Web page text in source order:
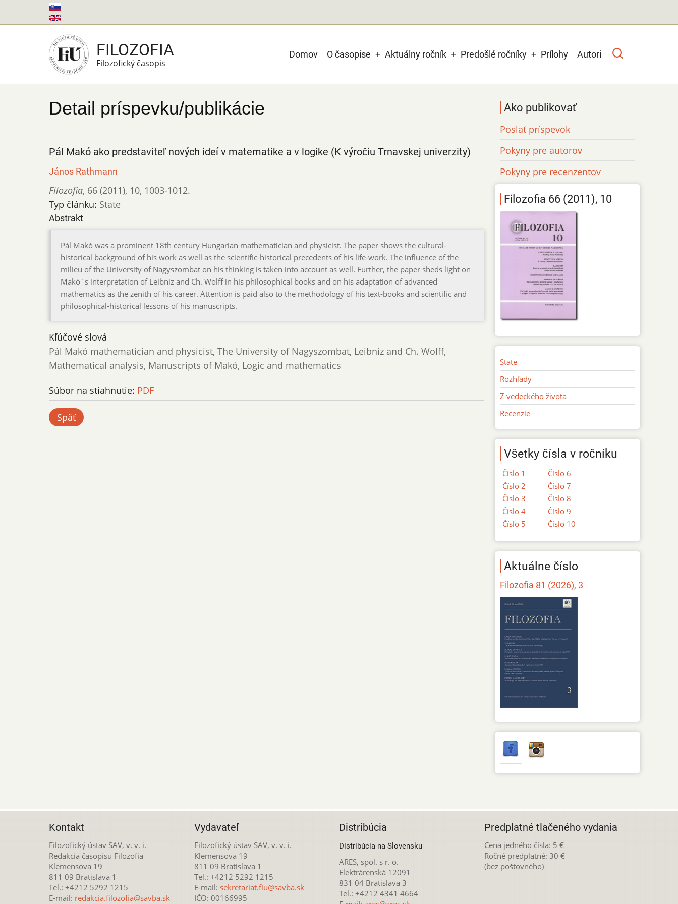
na
FILOZOFIA
Filozofický časopis
Main
Domov O časopise Aktuálny ročník Predošlé ročníky Prílohy Autori
Detail príspevku/publikácie
Pál Makó ako predstaviteľ nových ideí v matematike a v logike (K výročiu Trnavskej univerzity)
János Rathmann
Filozofia, 66 (2011), 10, 1003-1012.
Typ článku: State
Abstrakt
Pál Makó was a prominent 18th century Hungarian mathematician and physicist. The paper shows the cultural-
historical background of his work as well as the scientific-historical precedents of his life-work. The influence of the
milieu of the University of Nagyszombat on his thinking is taken into account as well. Further, the paper sheds light on
Makó´s interpretation of Leibniz and Ch. Wolff in his philosophical books and on his adaptation of advanced
mathematics as the zenith of his career. Attention is paid also to the methodology of his text-books and scientific and
philosophical-historical lessons of his manuscripts.
Kľúčové slová
Pál Makó mathematician and physicist, The University of Nagyszombat, Leibniz and Ch. Wolff,
Mathematical analysis, Manuscripts of Makó, Logic and mathematics
Súbor na stiahnutie: PDF
Späť
Ako publikovať
Poslať príspevok
Pokyny pre autorov
Pokyny pre recenzentov
Filozofia 66 (2011), 10
State
Rozhľady
Z vedeckého života
Recenzie
Všetky čísla v ročníku
Číslo 1
Číslo 2
Číslo 3
Číslo 4
Číslo 5
Číslo 6
Číslo 7
Číslo 8
Číslo 9
Číslo 10
Aktuálne číslo
Filozofia 81 (2026), 3
Kontakt
Filozofický ústav SAV, v. v. i.
Redakcia časopisu Filozofia
Klemensova 19
811 09 Bratislava 1
Tel.: +4212 5292 1215
E-mail: redakcia.filozofia@savba.sk
Vydavateľ
Filozofický ústav SAV, v. v. i.
Klemensova 19
811 09 Bratislava 1
Tel.: +4212 5292 1215
E-mail: sekretariat.fiu@savba.sk
IČO: 00166995
Distribúcia
Distribúcia na Slovensku
ARES, spol. s r. o.
Elektrárenská 12091
831 04 Bratislava 3
Tel.: +4212 4341 4664
Predplatné tlačeného vydania
Cena jedného čísla: 5 €
Ročné predplatné: 30 €
(bez poštovného)